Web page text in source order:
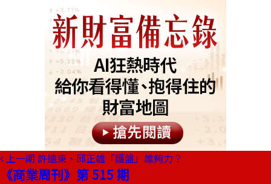
上一期 許遠東、邱正雄「護盤」誰夠力？
《商業周刊》第 515 期